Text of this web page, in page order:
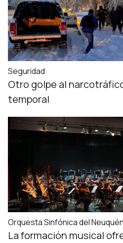
Seguridad
Otro golpe al
temporal
Orquesta Sinfónica del Neuquén
La formación musical